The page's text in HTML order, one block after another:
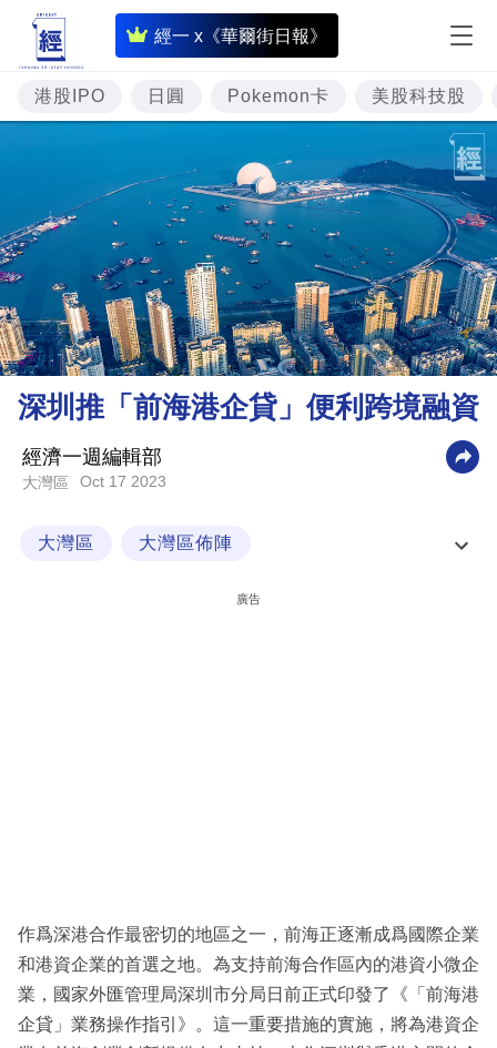
經一 x《華爾街日報》
即
時
財
經
資
樓
市
理
財
商
業
技
閱
專
區
港股IPO 日圓 Pokemon卡 美股科技股
深圳推「前海港企貸」便利跨境融資
經濟一週編輯部
大灣區 Oct 17 2023
大灣區 大灣區佈陣
廣告
作爲深港合作最密切的地區之一，前海正逐漸成爲國際企業
和港資企業的首選之地。為支持前海合作區內的港資小微企
業，國家外匯管理局深圳市分局日前正式印發了《「前海港
企貸」業務操作指引》。這一重要措施的實施，將為港資企